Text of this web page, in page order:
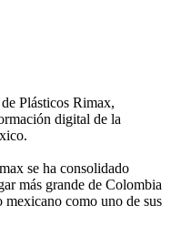
Plásticos Rimax,
digital de la
se ha consolidado
más grande de Colombia
como uno de sus